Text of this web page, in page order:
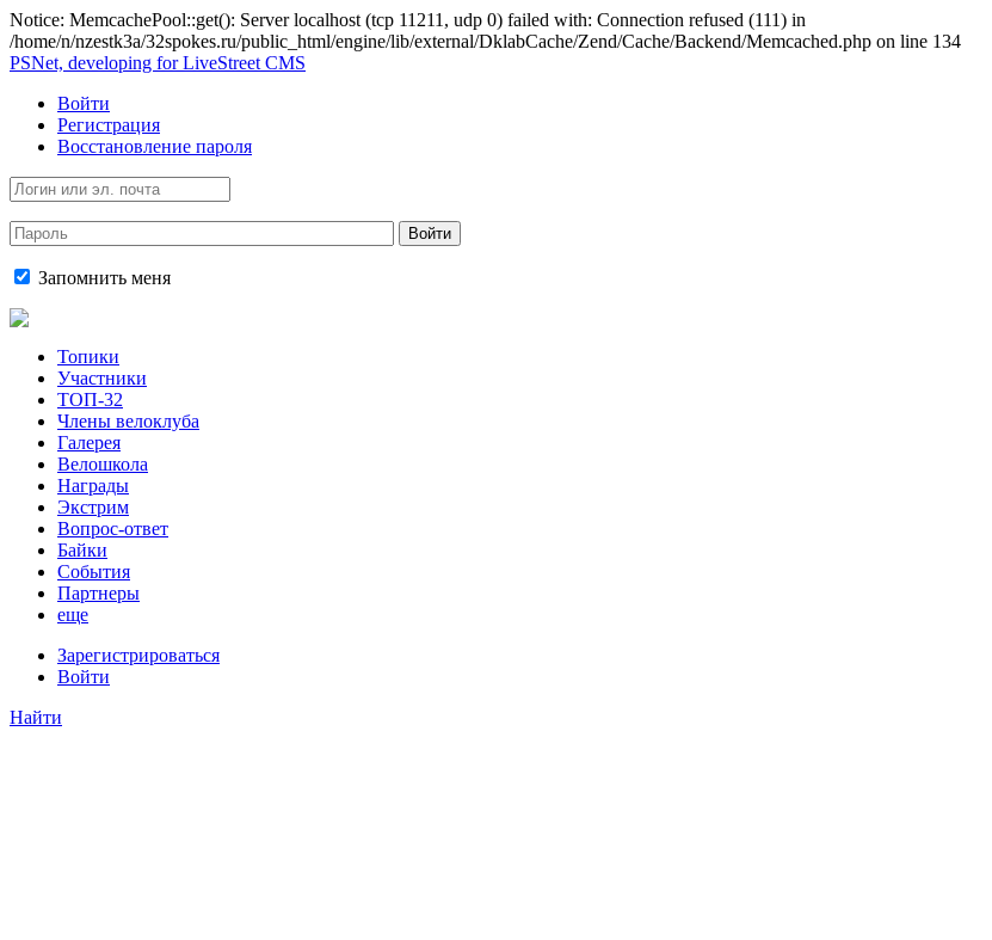
Notice: MemcachePool::get(): Server localhost (tcp 11211, udp 0) failed with: Connection refused (111) in
/home/n/nzestk3a/32spokes.ru/public_html/engine/lib/external/DklabCache/Zend/Cache/Backend/Memcached.php on line 134
PSNet, developing for LiveStreet CMS
Войти
Регистрация
Восстановление пароля
Войти
Запомнить меня
Топики
Участники
ТОП-32
Члены велоклуба
Галерея
Велошкола
Награды
Экстрим
Вопрос-ответ
Байки
События
Партнеры
еще
Зарегистрироваться
Войти
Найти